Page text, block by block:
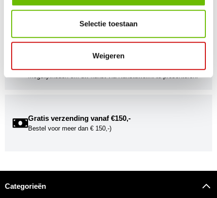
Selectie toestaan
Weigeren
Onze Bronzen Beelden die met vuur tot leven worden
Word onderdeel van de Kunstuwel Community. Ontvang
mogelijkheden om uw kunst via Kunstuwel.nl te presenteren.
Gratis verzending vanaf €150,-
Bestel voor meer dan € 150,-)
Categorieën